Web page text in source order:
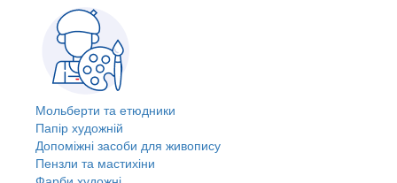
Мольберти та етюдники
Папір художній
Допоміжні засоби для живопису
Пензли та мастихіни